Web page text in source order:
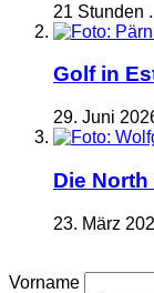
21 Stunden
Golf in
29. Juni
Die
23. März
Vorname